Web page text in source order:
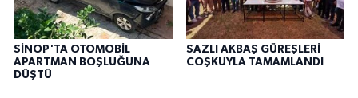
SİNOP'TA OTOMOBİL
APARTMAN BOŞLUĞUNA
DÜŞTÜ
SAZLI AKBAŞ GÜREŞLERİ
COŞKUYLA TAMAMLANDI